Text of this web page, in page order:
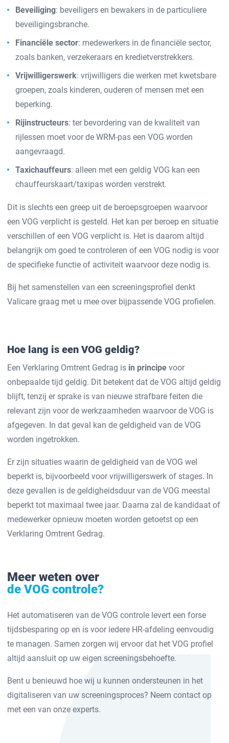
Beveiliging: beveiligers en bewakers in de particuliere
beveiligingsbranche.
Financiële sector: medewerkers in de financiële sector,
zoals banken, verzekeraars en kredietverstrekkers.
Vrijwilligerswerk: vrijwilligers die werken met kwetsbare
groepen, zoals kinderen, ouderen of mensen met een
beperking.
Rijinstructeurs: ter bevordering van de kwaliteit van
rijlessen moet voor de WRM-pas een VOG worden
aangevraagd.
Taxichauffeurs: alleen met een geldig VOG kan een
chauffeurskaart/taxipas worden verstrekt.
Dit is slechts een greep uit de beroepsgroepen waarvoor
een VOG verplicht is gesteld. Het kan per beroep en situatie
verschillen of een VOG verplicht is. Het is daarom altijd
belangrijk om goed te controleren of een VOG nodig is voor
de specifieke functie of activiteit waarvoor deze nodig is.
Bij het samenstellen van een screeningsprofiel denkt
Valicare graag met u mee over bijpassende VOG profielen.
Hoe lang is een VOG geldig?
Een Verklaring Omtrent Gedrag is in principe voor
onbepaalde tijd geldig. Dit betekent dat de VOG altijd geldig
blijft, tenzij er sprake is van nieuwe strafbare feiten die
relevant zijn voor de werkzaamheden waarvoor de VOG is
afgegeven. In dat geval kan de geldigheid van de VOG
worden ingetrokken.
Er zijn situaties waarin de geldigheid van de VOG wel
beperkt is, bijvoorbeeld voor vrijwilligerswerk of stages. In
deze gevallen is de geldigheidsduur van de VOG meestal
beperkt tot maximaal twee jaar. Daarna zal de kandidaat of
medewerker opnieuw moeten worden getoetst op een
Verklaring Omtrent Gedrag.
Meer weten over
de VOG controle?
Het automatiseren van de VOG controle levert een forse
tijdsbesparing op en is voor iedere HR-afdeling eenvoudig
te managen. Samen zorgen wij ervoor dat het VOG profiel
altijd aansluit op uw eigen screeningsbehoefte.
Bent u benieuwd hoe wij u kunnen ondersteunen in het
digitaliseren van uw screeningsproces? Neem contact op
met een van onze experts.